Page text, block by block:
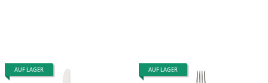
AUF LAGER AUF LAGER